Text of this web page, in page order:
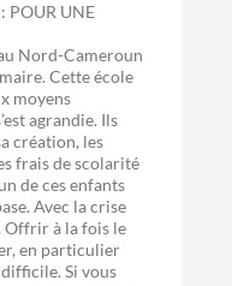
POUR UNE
Nord-Cameroun
Cette école
moyens
agrandie. Ils
création, les
frais de scolarité
de ces enfants
Avec la crise
Offrir à la fois le
en particulier
Si vous